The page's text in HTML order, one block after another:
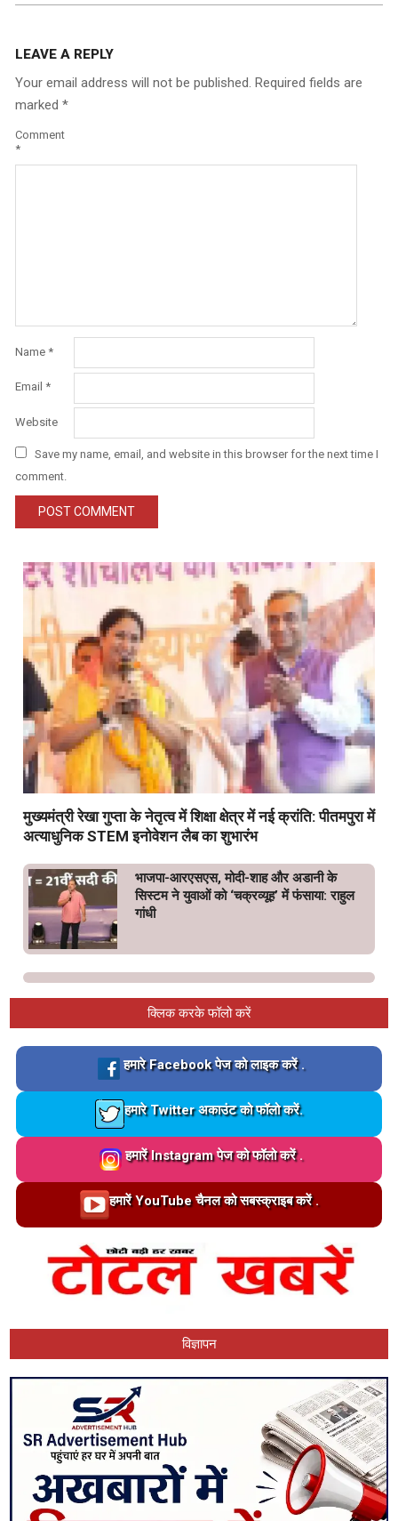
LEAVE A REPLY
Your email address will not be published. Required fields are
marked *
Comment
*
Name *
Email *
Website
Save my name, email, and website in this browser for the next time I
comment.
मुख्यमंत्री रेखा गुप्ता के नेतृत्व में शिक्षा क्षेत्र में नई क्रांति: पीतमपुरा में
अत्याधुनिक STEM इनोवेशन लैब का शुभारंभ
भाजपा-आरएसएस, मोदी-शाह और अडानी के
सिस्टम ने युवाओं को ‘चक्रव्यूह’ में फंसाया: राहुल
गांधी
क्लिक करके फॉलो करें
Loading…
हमारे Facebook पेज को लाइक करें .
Loading…
हमारे Twitter अकाउंट को फॉलो करें.
Loading…
हमारें Instagram पेज को फॉलो करें .
Loading…हमारें YouTube चैनल को सबस्क्राइब करें .
विज्ञापन